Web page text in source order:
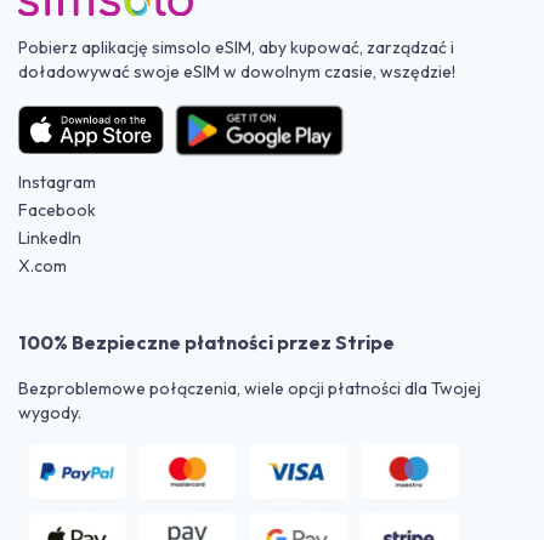
Pobierz aplikację simsolo eSIM, aby kupować, zarządzać i
doładowywać swoje eSIM w dowolnym czasie, wszędzie!
Instagram
Facebook
LinkedIn
X.com
100% Bezpieczne płatności przez Stripe
Bezproblemowe połączenia, wiele opcji płatności dla Twojej
wygody.